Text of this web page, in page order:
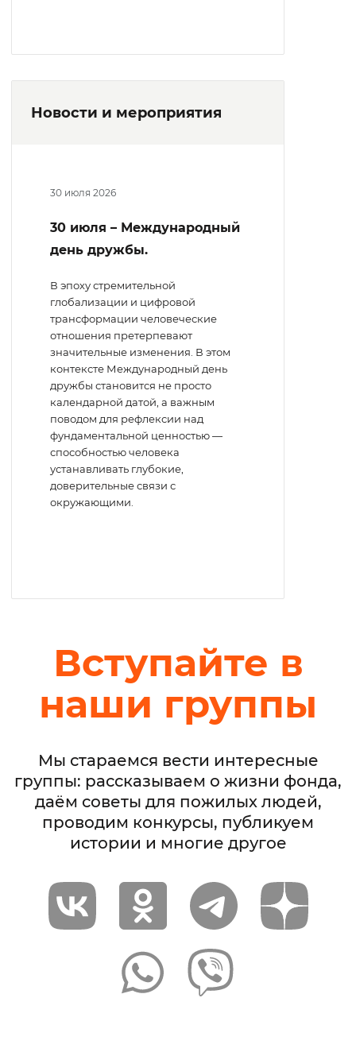
Новости и мероприятия
30 июля 2026
30 июля – Международный
день дружбы.
В эпоху стремительной
глобализации и цифровой
трансформации человеческие
отношения претерпевают
значительные изменения. В этом
контексте Международный день
дружбы становится не просто
календарной датой, а важным
поводом для рефлексии над
фундаментальной ценностью —
способностью человека
устанавливать глубокие,
доверительные связи с
окружающими.
Вступайте в
наши группы
Мы стараемся вести интересные
группы: рассказываем о жизни фонда,
даём советы для пожилых людей,
проводим конкурсы, публикуем
истории и многие другое